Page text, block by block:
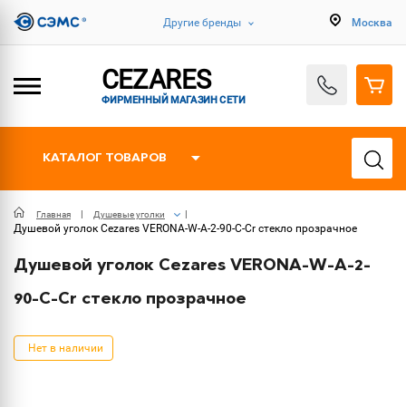
Другие бренды Москва
CEZARES
ФИРМЕННЫЙ МАГАЗИН СЕТИ
КАТАЛОГ ТОВАРОВ
Главная Душевые уголки
Душевой уголок Cezares VERONA-W-A-2-90-C-Cr стекло прозрачное
Душевой уголок Cezares VERONA-W-A-2-
90-C-Cr стекло прозрачное
Нет в наличии